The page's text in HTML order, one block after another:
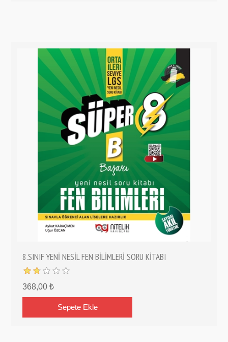
8.SINIF YENİ NESİL FEN BİLİMLERİ SORU KİTABI
368,00 ₺